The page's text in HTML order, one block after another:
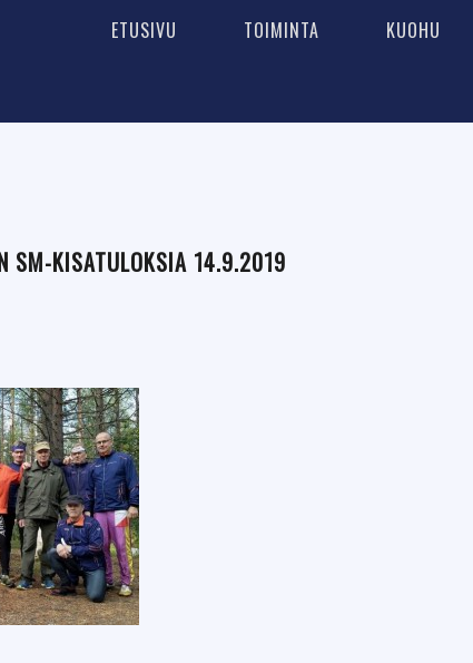
ETUSIVU TOIMINTA KUOHU
SM-KISATULOKSIA 14.9.2019